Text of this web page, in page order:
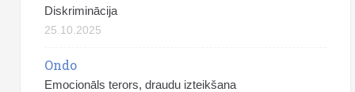
Diskriminācija
25.10.2025
Ondo
Emocionāls terors, draudu izteikšana